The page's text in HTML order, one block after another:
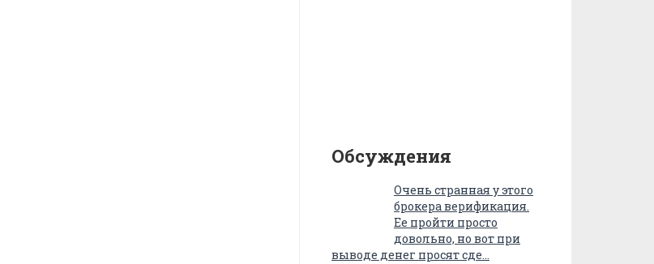
Обсуждения
Очень странная у этого
брокера верификация.
Ее пройти просто
довольно, но вот при
выводе денег просят сде…